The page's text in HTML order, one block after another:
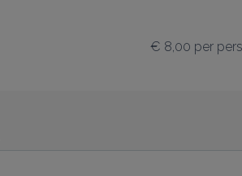
€ 8,00 per